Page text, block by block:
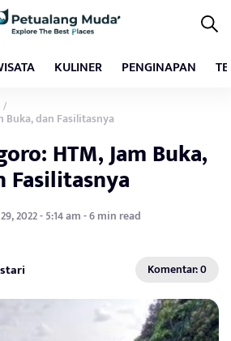
KULINER PENGINAPAN
/
Buka, dan Fasilitasnya
HTM, Jam Buka,
Fasilitasnya
2022 - 5:14 am - 6 min read
Komentar: 0